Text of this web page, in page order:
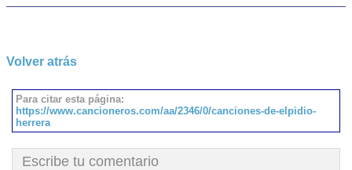
Volver atrás
Para citar esta página:
https://www.cancioneros.com/aa/2346/0/canciones-de-elpidio-
herrera
Escribe tu comentario